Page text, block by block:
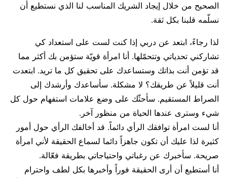
الصحيح من خلال إيجاد الشريك المناسب لنا الذي نستطيع أن
نسلّمه قلبنا بكل ثقة.
لذا رجاءً، ابتعد عن دربي إذا كنت لست على استعداد كي
تشاركني تحدياتي وتتحمّلها. أنا امرأة قويّة ستؤمن بك أكثر مما
قد تؤمن أنت بذاتك وستساعدك على تحقيق كل ما تريد. ابتعدت
أنت قليلاً عن طريقك؟ لا مشكلة. سأساعدك وأرشدك إلى
الصراط المستقيم. سأحثّك على وضع علامات استفهام حول كل
شيء وسترى عندها الحياة من منظور آخر.
أنا لست امرأة توافقك الرأي دائماً. قد أخالفك الرأي حول أمور
كثيرة لذا عليك أن تكون جاهزاً دائما لسماع الحقيقة لأني امرأة
صريحة. سأخبرك عن رغباتي واحتياجاتي بطريقة فعّالة.
أنا أستطيع أن أرى الحقيقة فوراً وأخبرها بكل لطف واحترام